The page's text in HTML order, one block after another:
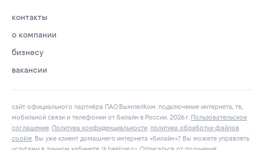
контакты
о компании
бизнесу
вакансии
сайт официального партнёра ПАО ВымпелКом. подключение интернета, тв,
мобильной связи и телефонии от билайн в России. 2026 г. Пользовательское
соглашение. Политика конфиденциальности. политика обработки файлов
cookie. Вы уже клиент домашнего интернета «билайн»? Вы можете управлять